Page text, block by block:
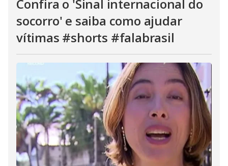
Confira o 'Sinal internacional do
socorro' e saiba como ajudar
vítimas #shorts #falabrasil